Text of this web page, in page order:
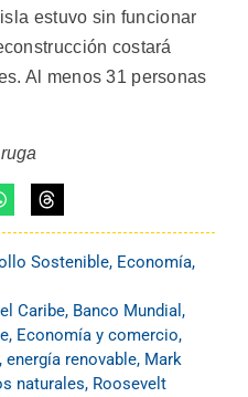
estuvo sin funcionar
costará
Al menos 31 personas
Sostenible, Economía,
Caribe, Banco Mundial ,
, Economía y comercio,
, energía renovable, Mark
naturales, Roosevelt